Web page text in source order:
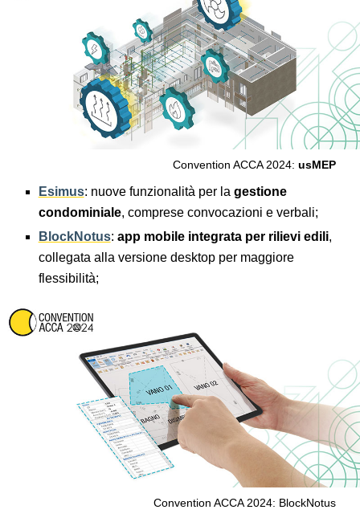
Convention ACCA 2024: usMEP
Esimus: nuove funzionalità per la gestione
condominiale, comprese convocazioni e verbali;
BlockNotus: app mobile integrata per rilievi edili,
collegata alla versione desktop per maggiore
flessibilità;
Convention ACCA 2024: BlockNotus